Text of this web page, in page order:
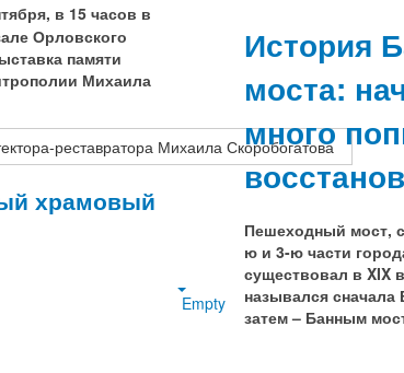
в 15 часов в
Орловского
памяти
Михаила
реставратора Михаила Скоробогатова
храмовый
Empty
История
моста:
много
Пешеходный мост,
ю и 3-ю части
существовал в XIX
назывался
затем – Банным